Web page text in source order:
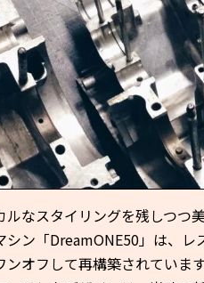
ルなスタイリングを残しつつ
シン「DreamONE50」は、レ
ンオフして再構築されていま